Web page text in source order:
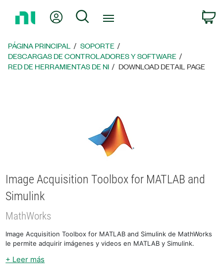
página
principal
Mi cuentaBúsqueda
PÁGINA PRINCIPAL
SOPORTE
DESCARGAS DE CONTROLADORES Y SOFTWARE
RED DE HERRAMIENTAS DE NI
DOWNLOAD DETAIL PAGE
Image Acquisition Toolbox for MATLAB and
Simulink
MathWorks
Image Acquisition Toolbox for MATLAB and Simulink de MathWorks
le permite adquirir imágenes y videos en MATLAB y Simulink.
+ Leer más